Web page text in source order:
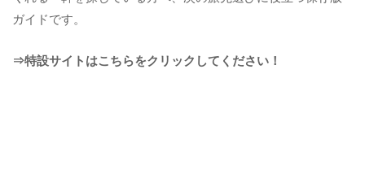
ガイドです。
⇒特設サイトはこちらをクリックしてください！